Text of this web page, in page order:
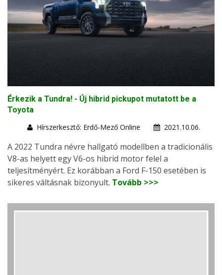
Érkezik a Tundra! - Új hibrid pickupot mutatott be a
Toyota
Hírszerkesztő: Erdő-Mező Online
2021.10.06.
A 2022 Tundra névre hallgató modellben a tradicionális
V8-as helyett egy V6-os hibrid motor felel a
teljesítményért. Ez korábban a Ford F-150 esetében is
sikeres váltásnak bizonyult. Tovább >>>